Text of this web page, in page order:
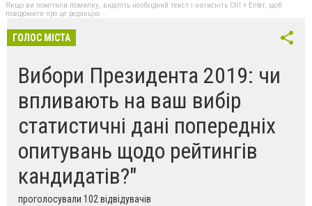
Якщо ви помітили помилку, виділіть необхідний текст і натисніть Ctrl + Enter, щоб
повідомити про це редакцію
ГОЛОС МІСТА
Вибори Президента 2019: чи
впливають на ваш вибір
статистичні дані попередніх
опитувань щодо рейтингів
кандидатів?"
проголосували 102 відвідувачів